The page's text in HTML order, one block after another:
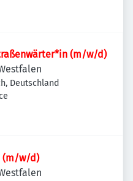
(m/w/d)
Deutschland
(m/w/d)